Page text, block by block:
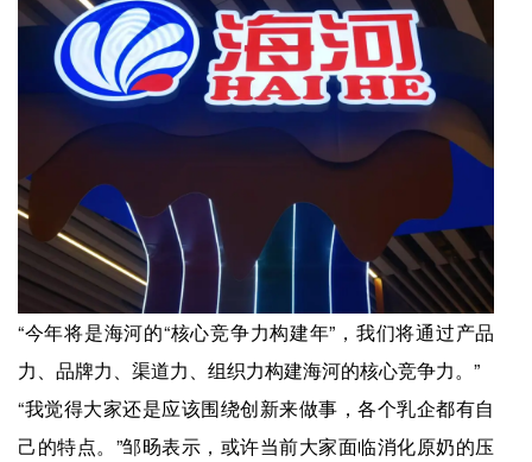
“今年将是海河的“核心竞争力构建年”，我们将通过产品
力、品牌力、渠道力、组织力构建海河的核心竞争力。”
“我觉得大家还是应该围绕创新来做事，各个乳企都有自
己的特点。”邹旸表示，或许当前大家面临消化原奶的压